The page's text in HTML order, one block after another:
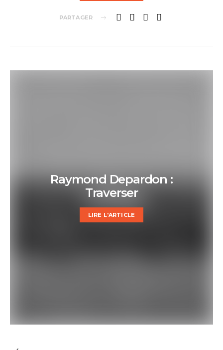
PARTAGER
Raymond Depardon :
Traverser
LIRE L'ARTICLE